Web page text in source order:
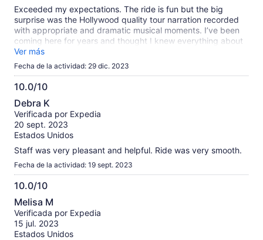
Exceeded my expectations. The ride is fun but the big
surprise was the Hollywood quality tour narration recorded
with appropriate and dramatic musical moments. I’ve been
coming here for years and thought I knew everything about
SF. Learned a lot. Felt bad for the operator… the boat holds
hundreds yet I would say there were maybe 40 of us on
like we were on our way to China!
Ver más
Fecha de la actividad: 29 dic. 2023
10.0/10
10.0
de
10
Debra K
Verificada por Expedia
20 sept. 2023
Estados Unidos
Staff was very pleasant and helpful. Ride was very smooth.
Fecha de la actividad: 19 sept. 2023
10.0/10
10.0
de
10
Melisa M
Verificada por Expedia
15 jul. 2023
Estados Unidos